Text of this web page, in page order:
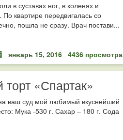
в суставах ног, в коленях и
квартире передвигалась со
пошла не сразу. Врач постави...
январь 15, 2016 4436 просмотра
«Спартак»
ваш суд мой любимый вкуснейший
Мука -530 г. Сахар – 180 г. Сода